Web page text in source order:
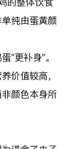
纯由蛋黄颜
“更补身”。
价值较高，
颜色本身所